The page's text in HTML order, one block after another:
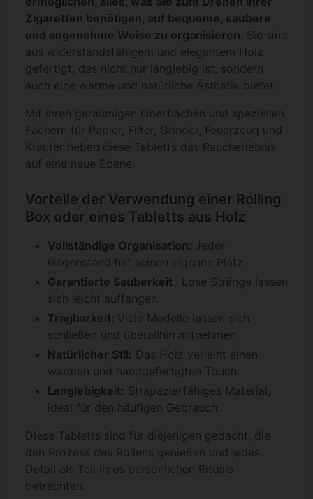
Zigaretten benötigen, auf bequeme, saubere
und angenehme Weise zu organisieren. Sie sind
aus widerstandsfähigem und elegantem Holz
gefertigt, das nicht nur langlebig ist, sondern
auch eine warme und natürliche Ästhetik bietet.
Mit ihren geräumigen Oberflächen und speziellen
Fächern für Papier, Filter, Grinder, Feuerzeug und
Kräuter heben diese Tabletts das Raucherlebnis
auf eine neue Ebene.
Vorteile der Verwendung einer Rolling
Box oder eines Tabletts aus Holz
Vollständige Organisation: Jeder
Gegenstand hat seinen eigenen Platz.
Garantierte Sauberkeit : Lose Stränge lassen
sich leicht auffangen.
Tragbarkeit: Viele Modelle lassen sich
schließen und überallhin mitnehmen.
Natürlicher Stil: Das Holz verleiht einen
warmen und handgefertigten Touch.
Langlebigkeit: Strapazierfähiges Material,
ideal für den häufigen Gebrauch.
Diese Tabletts sind für diejenigen gedacht, die
den Prozess des Rollens genießen und jedes
Detail als Teil ihres persönlichen Rituals
betrachten.